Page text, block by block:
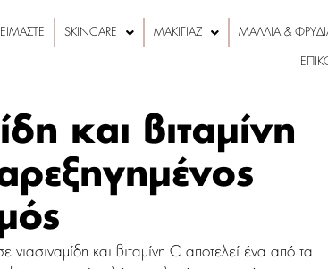
SKINCARE ΜΑΚΙΓΙΑΖ ΜΑΛΛΙΑ &
και βιταμίνη
και βιταμίνη C αποτελεί ένα από τα